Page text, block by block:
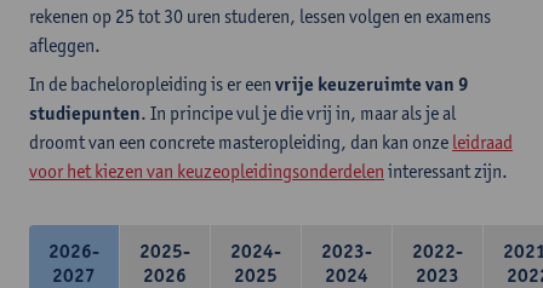
rekenen op 25 tot 30 uren studeren, lessen volgen en examens
afleggen.
In de bacheloropleiding is er een vrije keuzeruimte van 9
studiepunten. In principe vul je die vrij in, maar als je al
droomt van een concrete masteropleiding, dan kan onze leidraad
voor het kiezen van keuzeopleidingsonderdelen interessant zijn.
2026-
2027
2025-
2026
2024-
2025
2023-
2024
2022-
2023